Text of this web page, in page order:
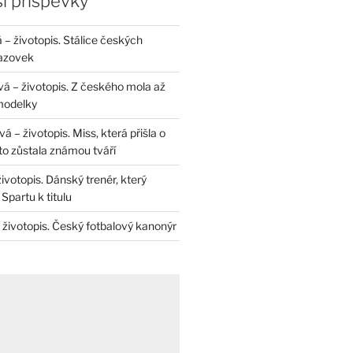
– životopis. Stálice českých
– životopis. Z českého mola až
– životopis. Miss, která přišla o
zůstala známou tváří
Dánský trenér, který
k titulu
Český fotbalový kanonýr